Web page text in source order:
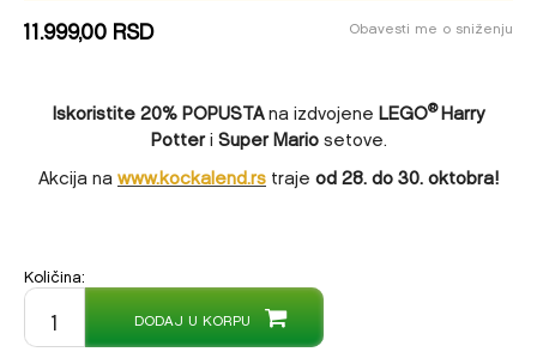
11.999,00RSD Obavesti me o sniženju
Iskoristite20% POPUSTAna izdvojeneLEGO®Harry
PotteriSuper Mariosetove.
Akcija nawww.kockalend.rstrajeod 28. do 30. oktobra!
Količina:
DODAJ U KORPU